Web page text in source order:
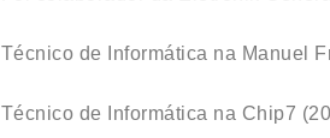
Técnico de Informática na Manuel
Técnico de Informática na Chip7